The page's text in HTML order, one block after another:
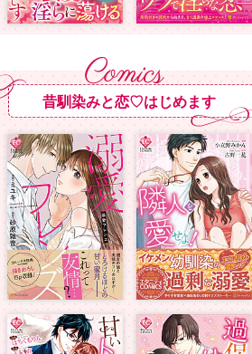
昔馴染みと恋♡はじめます